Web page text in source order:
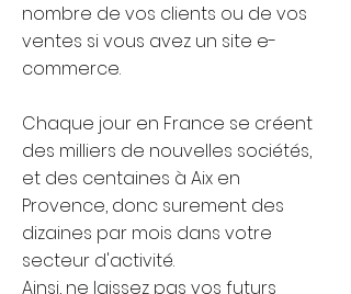
nombre de vos clients ou de vos
ventes si vous avez un site e-
commerce.
Chaque jour en France se créent
des milliers de nouvelles sociétés,
et des centaines à Aix en
Provence, donc surement des
dizaines par mois dans votre
secteur d'activité.
Ainsi, ne laissez pas vos futurs